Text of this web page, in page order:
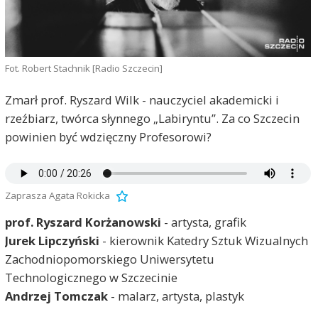
Fot. Robert Stachnik [Radio Szczecin]
Zmarł prof. Ryszard Wilk - nauczyciel akademicki i
rzeźbiarz, twórca słynnego „Labiryntu”. Za co Szczecin
powinien być wdzięczny Profesorowi?
Zaprasza Agata Rokicka
prof. Ryszard Korżanowski - artysta, grafik
Jurek Lipczyński - kierownik Katedry Sztuk Wizualnych
Zachodniopomorskiego Uniwersytetu
Technologicznego w Szczecinie
Andrzej Tomczak- malarz, artysta, plastyk